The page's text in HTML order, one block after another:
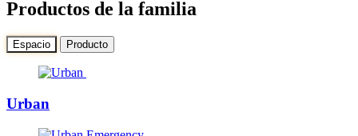
Productos de la familia
Espacio Producto
Urban